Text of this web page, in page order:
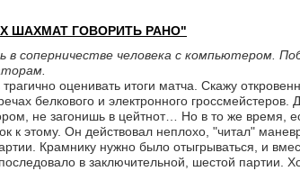
ШАХМАТ ГОВОРИТЬ РАНО"
в соперничестве человека с компьютером.
оценивать итоги матча. Скажу
белкового и электронного
не загонишь в цейтнот… Но в то же время,
к этому. Он действовал неплохо, "читал"
Крамнику нужно было отыгрываться, и
в заключительной, шестой партии.